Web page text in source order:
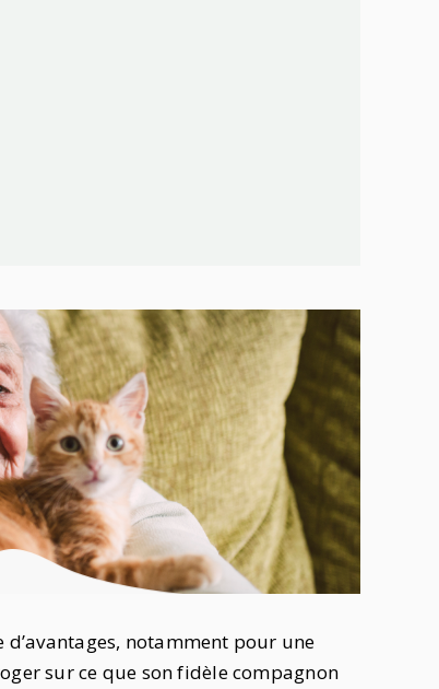
notamment pour une
sur ce que son fidèle compagnon